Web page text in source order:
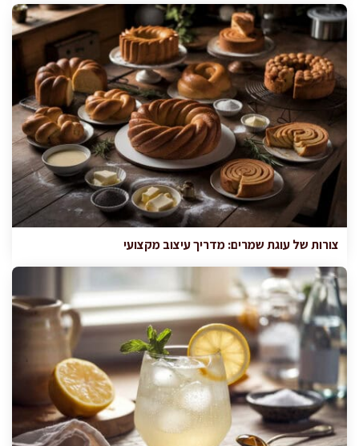
צורות של עוגת שמרים: מדריך עיצוב מקצועי